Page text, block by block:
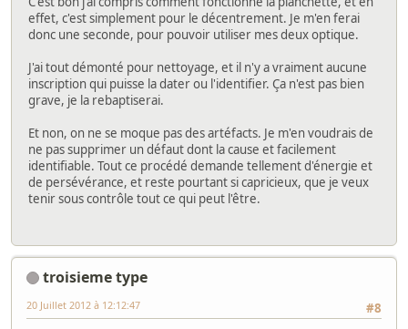
effet, c'est simplement pour le décentrement. Je m'en ferai
donc une seconde, pour pouvoir utiliser mes deux optique.
J'ai tout démonté pour nettoyage, et il n'y a vraiment aucune
inscription qui puisse la dater ou l'identifier. Ça n'est pas bien
grave, je la rebaptiserai.
Et non, on ne se moque pas des artéfacts. Je m'en voudrais de
ne pas supprimer un défaut dont la cause et facilement
identifiable. Tout ce procédé demande tellement d'énergie et
de persévérance, et reste pourtant si capricieux, que je veux
tenir sous contrôle tout ce qui peut l'être.
troisieme type
#8
20 Juillet 2012 à 12:12:47